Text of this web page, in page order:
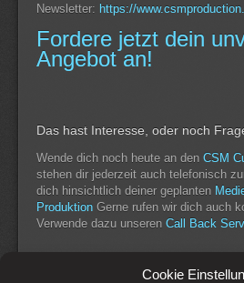
Cookie
Newsletter: https://
Fordere jetzt dein
Angebot an!
Das hast Interesse, oder noch
Wende dich noch heute an den CSM
stehen dir jederzeit auch telefonisch
dich hinsichtlich deiner geplanten
Produktion Gerne rufen wir dich auch
Verwende dazu unseren Call Back
produktion